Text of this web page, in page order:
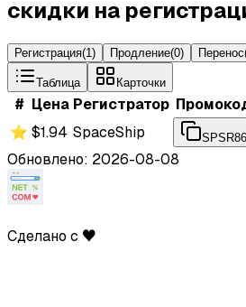
скидки на
Регистрация(1) Продление(0) Перенос
Таблица Карточки
# Цена Регистратор
⭐ $1.94 SpaceShip SPSR86
Обновлено: 2026-08-08
Сделано с ♥